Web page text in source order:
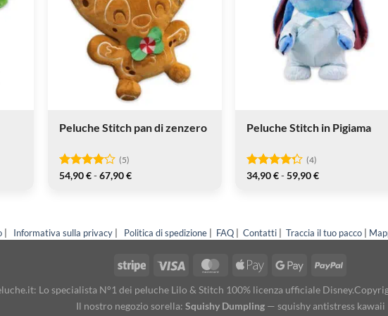
zenzero
Peluche Stitch pan di zenzero
Valutato
(5)
54,90€-67,90€Fascia
67,90 €
Peluche Stitch in Pigiama
Valutato
(4)
34,90€-59,90€Fascia
59,90 €
| Informativa sulla privacy| Politica di spedizione| FAQ| Contatti| Traccia il tuo pacco|
Lo specialista N°1 dei peluche Lilo & Stitch 100% licenza ufficiale
Il nostro negozio sorella: Squishy Dumpling— squishy antistress kawaii